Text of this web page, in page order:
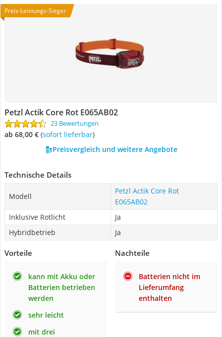
Preis-Leistungs-Sieger
Petzl Actik Core Rot E065AB02
23 Bewertungen
ab 68,00 € ( Sofort lieferbar)
Preisvergleich und weitere Angebote
Technische Details
Modell
Petzl Actik Core Rot
E065AB02
Inklusive Rotlicht
Ja
Hybridbetrieb
Ja
Vorteile
kann mit Akku oder
Batterien betrieben
werden
sehr leicht
mit drei
Nachteile
Batterien nicht im
Lieferumfang
enthalten